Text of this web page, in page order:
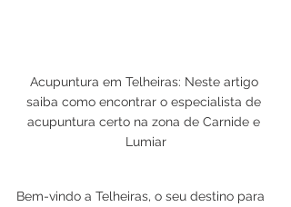
Acupuntura em Telheiras: Neste artigo
saiba como encontrar o especialista de
acupuntura certo na zona de Carnide e
Lumiar
Bem-vindo a Telheiras, o seu destino para